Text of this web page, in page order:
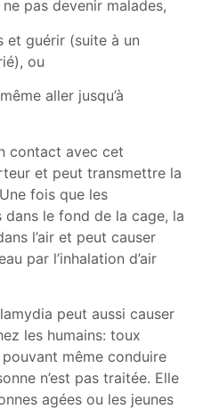
pas devenir malades,
et guérir (suite à un
ou
aller jusqu’à
contact avec cet
et peut transmettre la
fois que les
le fond de la cage, la
l’air et peut causer
par l’inhalation d’air
peut aussi causer
les humains: toux
même conduire
n’est pas traitée. Elle
agées ou les jeunes